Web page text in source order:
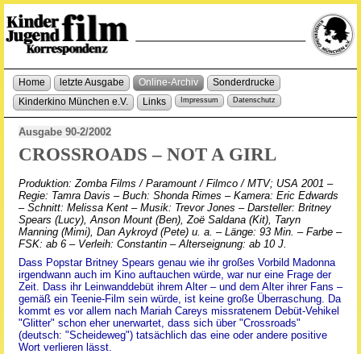
Home letzte Ausgabe Online-Archiv
Sonderdrucke
Kinderkino München e.V.
Links Impressum Datenschutz
Ausgabe 90-2/2002
CROSSROADS – NOT A GIRL
Produktion: Zomba Films / Paramount / Filmco / MTV; USA 2001 –
Regie: Tamra Davis – Buch: Shonda Rimes – Kamera: Eric Edwards
– Schnitt: Melissa Kent – Musik: Trevor Jones – Darsteller: Britney
Spears (Lucy), Anson Mount (Ben), Zoë Saldana (Kit), Taryn
Manning (Mimi), Dan Aykroyd (Pete) u. a. – Länge: 93 Min. – Farbe –
FSK: ab 6 – Verleih: Constantin – Alterseignung: ab 10 J.
Dass Popstar Britney Spears genau wie ihr großes Vorbild Madonna
irgendwann auch im Kino auftauchen würde, war nur eine Frage der
Zeit. Dass ihr Leinwanddebüt ihrem Alter – und dem Alter ihrer Fans –
gemäß ein Teenie-Film sein würde, ist keine große Überraschung. Da
kommt es vor allem nach Mariah Careys missratenem Debüt-Vehikel
"Glitter" schon eher unerwartet, dass sich über "Crossroads"
(deutsch: "Scheideweg") tatsächlich das eine oder andere positive
Wort verlieren lässt.